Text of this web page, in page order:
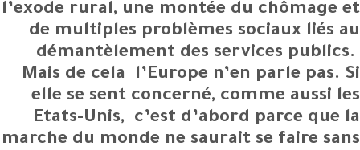
l’exode rural, une montée du chômage et
de multiples problèmes sociaux liés au
démantèlement des services publics.
Mais de cela l’Europe n’en parle pas. Si
elle se sent concerné, comme aussi les
Etats-Unis, c’est d’abord parce que la
marche du monde ne saurait se faire sans